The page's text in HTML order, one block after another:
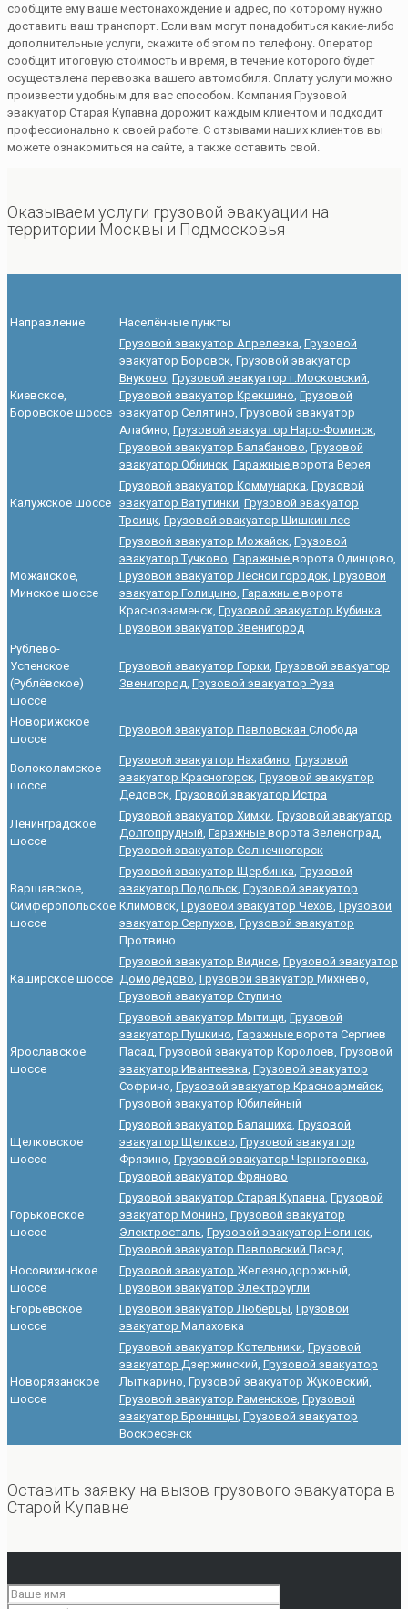
сообщите ему ваше местонахождение и адрес, по которому нужно
доставить ваш транспорт. Если вам могут понадобиться какие-либо
дополнительные услуги, скажите об этом по телефону. Оператор
сообщит итоговую стоимость и время, в течение которого будет
осуществлена перевозка вашего автомобиля. Оплату услуги можно
произвести удобным для вас способом. Компания Грузовой
эвакуатор Старая Купавна дорожит каждым клиентом и подходит
профессионально к своей работе. С отзывами наших клиентов вы
можете ознакомиться на сайте, а также оставить свой.
Оказываем услуги грузовой эвакуации на
территории Москвы и Подмосковья
Направление Населённые пункты
Киевское,
Боровское шоссе
Грузовой эвакуатор Апрелевка, Грузовой
эвакуатор Боровск, Грузовой эвакуатор
Внуково, Грузовой эвакуатор г.Московский,
Грузовой эвакуатор Крекшино, Грузовой
эвакуатор Селятино, Грузовой эвакуатор
Алабино, Грузовой эвакуатор Наро-Фоминск,
Грузовой эвакуатор Балабаново, Грузовой
эвакуатор Обнинск, Гаражные ворота Верея
Калужское шоссе
Грузовой эвакуатор Коммунарка, Грузовой
эвакуатор Ватутинки, Грузовой эвакуатор
Троицк, Грузовой эвакуатор Шишкин лес
Можайское,
Минское шоссе
Грузовой эвакуатор Можайск, Грузовой
эвакуатор Тучково, Гаражные ворота Одинцово,
Грузовой эвакуатор Лесной городок, Грузовой
эвакуатор Голицыно, Гаражные ворота
Краснознаменск, Грузовой эвакуатор Кубинка,
Грузовой эвакуатор Звенигород
Рублёво-
Успенское
(Рублёвское)
шоссе
Грузовой эвакуатор Горки, Грузовой эвакуатор
Звенигород, Грузовой эвакуатор Руза
Новорижское
шоссе
Грузовой эвакуатор Павловская Слобода
Волоколамское
шоссе
Грузовой эвакуатор Нахабино, Грузовой
эвакуатор Красногорск, Грузовой эвакуатор
Дедовск, Грузовой эвакуатор Истра
Ленинградское
шоссе
Грузовой эвакуатор Химки, Грузовой эвакуатор
Долгопрудный, Гаражные ворота Зеленоград,
Грузовой эвакуатор Солнечногорск
Варшавское,
Симферопольское
шоссе
Грузовой эвакуатор Щербинка, Грузовой
эвакуатор Подольск, Грузовой эвакуатор
Климовск, Грузовой эвакуатор Чехов, Грузовой
эвакуатор Серпухов, Грузовой эвакуатор
Протвино
Каширское шоссе
Грузовой эвакуатор Видное, Грузовой эвакуатор
Домодедово, Грузовой эвакуатор Михнёво,
Грузовой эвакуатор Ступино
Ярославское
шоссе
Грузовой эвакуатор Мытищи, Грузовой
эвакуатор Пушкино, Гаражные ворота Сергиев
Пасад, Грузовой эвакуатор Королоев, Грузовой
эвакуатор Ивантеевка, Грузовой эвакуатор
Софрино, Грузовой эвакуатор Красноармейск,
Грузовой эвакуатор Юбилейный
Щелковское
шоссе
Грузовой эвакуатор Балашиха, Грузовой
эвакуатор Щелково, Грузовой эвакуатор
Фрязино, Грузовой эвакуатор Черногоовка,
Грузовой эвакуатор Фряново
Горьковское
шоссе
Грузовой эвакуатор Старая Купавна, Грузовой
эвакуатор Монино, Грузовой эвакуатор
Электросталь, Грузовой эвакуатор Ногинск,
Грузовой эвакуатор Павловский Пасад
Носовихинское
шоссе
Грузовой эвакуатор Железнодорожный,
Грузовой эвакуатор Электроугли
Егорьевское
шоссе
Грузовой эвакуатор Люберцы, Грузовой
эвакуатор Малаховка
Новорязанское
шоссе
Грузовой эвакуатор Котельники, Грузовой
эвакуатор Дзержинский, Грузовой эвакуатор
Лыткарино, Грузовой эвакуатор Жуковский,
Грузовой эвакуатор Раменское, Грузовой
эвакуатор Бронницы, Грузовой эвакуатор
Воскресенск
Оставить заявку на вызов грузового эвакуатора в
Старой Купавне